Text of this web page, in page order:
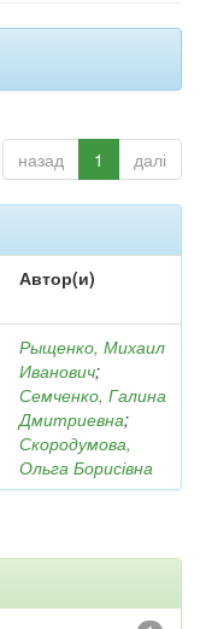
назад 1 далі
Автор(и)
Рыщенко, Михаил
Иванович;
Семченко, Галина
Дмитриевна;
Скородумова,
Ольга Борисівна